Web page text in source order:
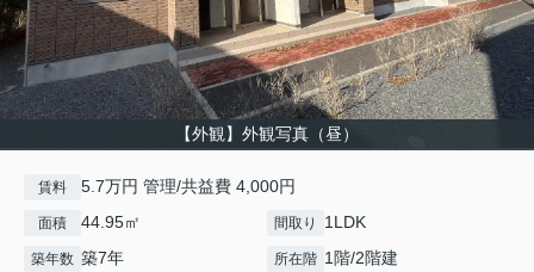
【外観】外観写真（昼）
賃料 5.7万円 管理/共益費 4,000円
面積 44.95㎡ 間取り 1LDK
築年数 築7年 所在階 1階/2階建